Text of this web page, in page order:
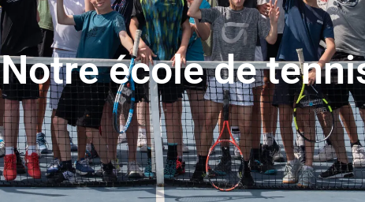
Notre école de